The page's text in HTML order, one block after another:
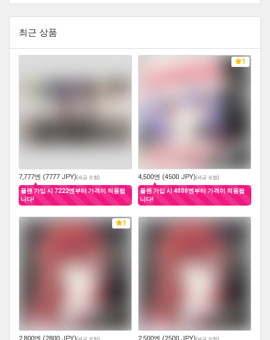
최근 상품
7,777엔 (7777 JPY)(세금 포함)
플랜 가입 시 7222엔부터 가격이 적용됩
니다!
1
4,500엔 (4500 JPY)(세금 포함)
플랜 가입 시 4000엔부터 가격이 적용됩
니다!
1
(세금 포함) (세금 포함)